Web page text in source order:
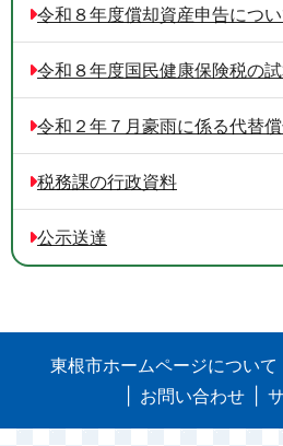
令和８年度償却資産申告につ
令和８年度国民健康保険税の
令和２年７月豪雨に係る代替
税務課の行政資料
公示送達
東根市ホームページについて
お問い合わせ